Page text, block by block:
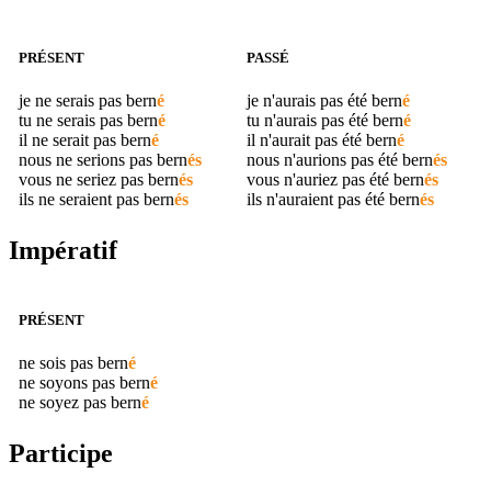
PRÉSENT
je ne serais pas berné
tu ne serais pas berné
il ne serait pas berné
nous ne serions pas bernés
vous ne seriez pas bernés
ils ne seraient pas bernés
PASSÉ
je n'aurais pas été berné
tu n'aurais pas été berné
il n'aurait pas été berné
nous n'aurions pas été bernés
vous n'auriez pas été bernés
ils n'auraient pas été bernés
Impératif
PRÉSENT
ne sois pas berné
ne soyons pas berné
ne soyez pas berné
Participe